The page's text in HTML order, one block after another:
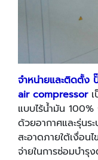
จำหน่ายและติดตั้ง
air compressorเ
แบบไร้น้ำมัน
ด้วยอากาศและรุ่น
สะอาดภายใต้เงื่อน
จ่ายในการซ่อมบำรุง